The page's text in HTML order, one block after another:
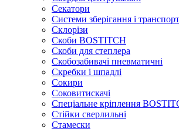
Секатори
Системи зберігання і
Склорізи
Скоби BOSTITCH
Скоби для степлера
Скобозабивачі пневматичні
Скребки і шпадлі
Сокири
Соковитискачі
Спеціальне кріплення
Стійки сверлильні
Стамески